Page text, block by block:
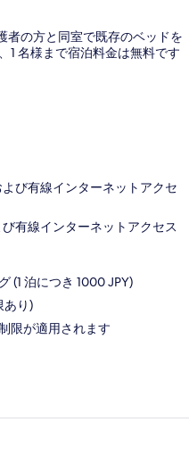
者の方と同室で既存のベッドを
1 名様まで宿泊料金は無料です
び有線インターネットアクセ
有線インターネットアクセス
(1 泊につき 1000 JPY)
あり)
限が適用されます